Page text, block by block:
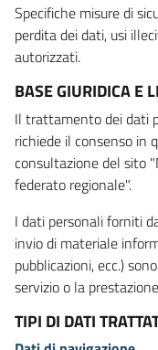
Specifiche misure di
perdita dei dati, usi
autorizzati.
BASE GIURIDICA E
Il trattamento dei dati
richiede il consenso in
consultazione del sito
federato regionale".
I dati personali forniti
invio di materiale
pubblicazioni, ecc.)
servizio o la
TIPI DI DATI